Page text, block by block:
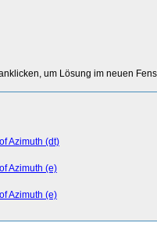
um Lösung im neuen
Azimuth (dt)
Azimuth (e)
Azimuth (e)